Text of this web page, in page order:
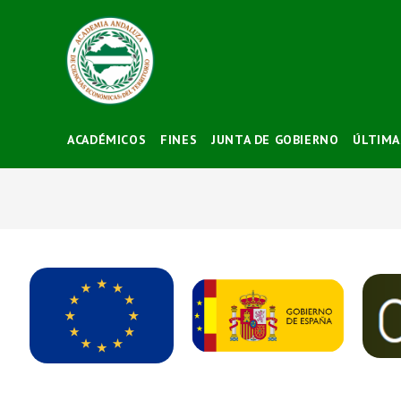
ACADÉMICOS FINES JUNTA DE GOBIERNO